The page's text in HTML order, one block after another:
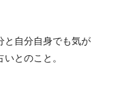
と自分自身でも気が
とのこと。